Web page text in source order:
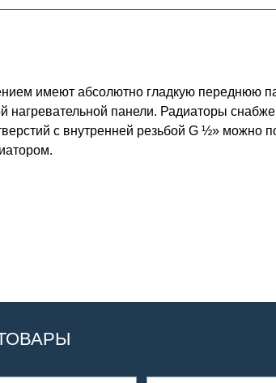
имеют абсолютно гладкую переднюю
нагревательной панели. Радиаторы
с внутренней резьбой G ½» можно